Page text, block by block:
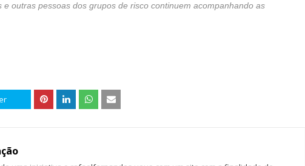
outras pessoas dos grupos de risco continuem acompanhando as